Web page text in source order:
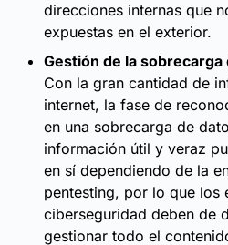
direcciones internas que
expuestas en el exterior.
Gestión de la
Con la gran cantidad de
internet, la fase de
en una sobrecarga de
información útil y veraz
en sí dependiendo de la
pentesting, por lo que los
ciberseguridad deben de
gestionar todo el